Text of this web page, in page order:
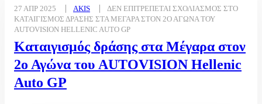
27 ΑΠΡ 2025 AKIS ΔΕΝ ΕΠΙΤΡΈΠΕΤΑΙ ΣΧΟΛΙΑΣΜΌΣ ΣΤΟ
ΚΑΤΑΙΓΙΣΜΌΣ ΔΡΆΣΗΣ ΣΤΑ ΜΈΓΑΡΑ ΣΤΟΝ 2Ο ΑΓΏΝΑ ΤΟΥ
AUTOVISION HELLENIC AUTO GP
Καταιγισμός δράσης στα Μέγαρα στον
2ο Αγώνα του AUTOVISION Hellenic
Auto GP